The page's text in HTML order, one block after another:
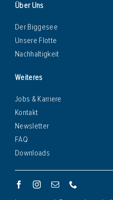
Über Uns
Der Biggesee
Unsere Flotte
Nachhaltigkeit
Weiteres
Jobs & Karriere
Kontakt
Newsletter
FAQ
Downloads